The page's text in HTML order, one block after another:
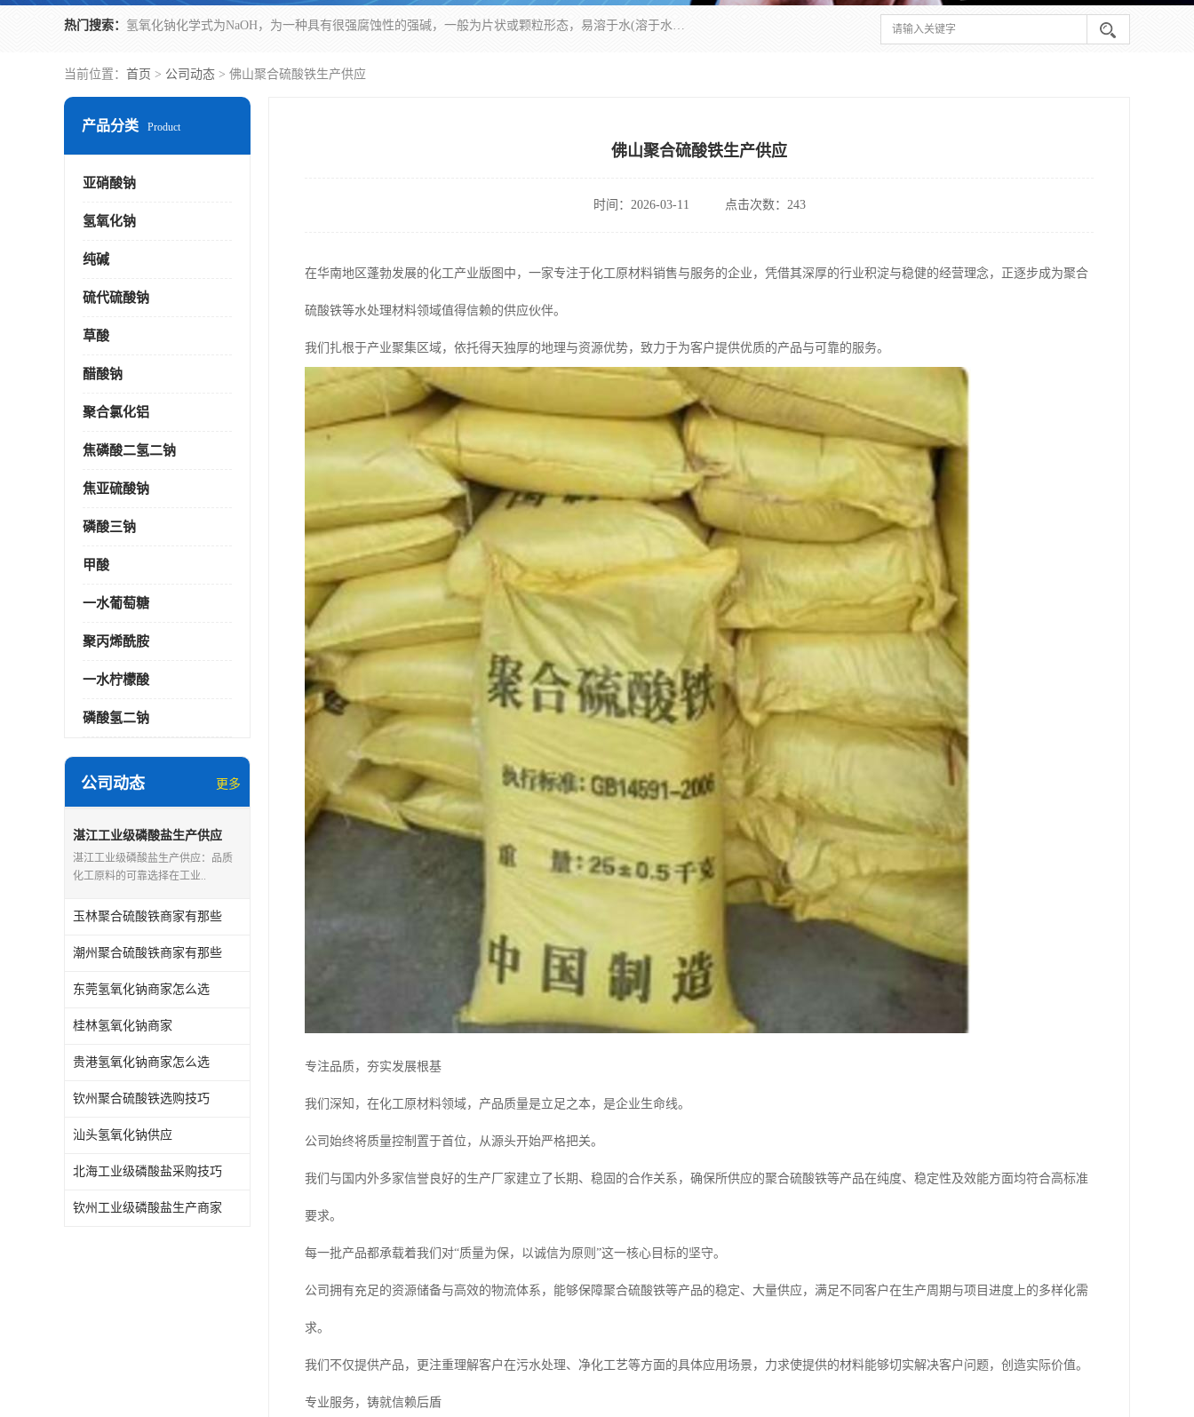
热门搜索： 氢氧化钠化学式为NaOH，为一种具有很强腐蚀性的强碱，一般为片状或颗粒形态，易溶于水(溶于水时放热)并形成碱性溶液，另有潮解性，易吸取空气中的水蒸气(潮解)和(变质)。NaOH是化学实验室其中一种必备的化学品，亦为常见的化工品之一。纯品是无色透明的晶体。密度2.130g/cm3。熔点318.4℃。沸点1390℃。工业品含有少量的氯化和碳酸，是白色不透明的晶体。
当前位置： 首页 > 公司动态 > 佛山聚合硫酸铁生产供应
产品分类 Product
亚硝酸钠
氢氧化钠
纯碱
硫代硫酸钠
草酸
醋酸钠
聚合氯化铝
焦磷酸二氢二钠
焦亚硫酸钠
磷酸三钠
甲酸
一水葡萄糖
聚丙烯酰胺
一水柠檬酸
磷酸氢二钠
公司动态 更多
湛江工业级磷酸盐生产供应
湛江工业级磷酸盐生产供应：品质
化工原料的可靠选择在工业..
玉林聚合硫酸铁商家有那些
潮州聚合硫酸铁商家有那些
东莞氢氧化钠商家怎么选
桂林氢氧化钠商家
贵港氢氧化钠商家怎么选
钦州聚合硫酸铁选购技巧
汕头氢氧化钠供应
北海工业级磷酸盐采购技巧
钦州工业级磷酸盐生产商家
佛山聚合硫酸铁生产供应
时间：2026-03-11 点击次数：243
在华南地区蓬勃发展的化工产业版图中，一家专注于化工原材料销售与服务的企业，凭借其深厚的行业积淀与稳健的经营理念，正逐步成为聚合
硫酸铁等水处理材料领域值得信赖的供应伙伴。
我们扎根于产业聚集区域，依托得天独厚的地理与资源优势，致力于为客户提供优质的产品与可靠的服务。
专注品质，夯实发展根基
我们深知，在化工原材料领域，产品质量是立足之本，是企业生命线。
公司始终将质量控制置于首位，从源头开始严格把关。
我们与国内外多家信誉良好的生产厂家建立了长期、稳固的合作关系，确保所供应的聚合硫酸铁等产品在纯度、稳定性及效能方面均符合高标准
要求。
每一批产品都承载着我们对“质量为保，以诚信为原则”这一核心目标的坚守。
公司拥有充足的资源储备与高效的物流体系，能够保障聚合硫酸铁等产品的稳定、大量供应，满足不同客户在生产周期与项目进度上的多样化需
求。
我们不仅提供产品，更注重理解客户在污水处理、净化工艺等方面的具体应用场景，力求使提供的材料能够切实解决客户问题，创造实际价值。
专业服务，铸就信赖后盾